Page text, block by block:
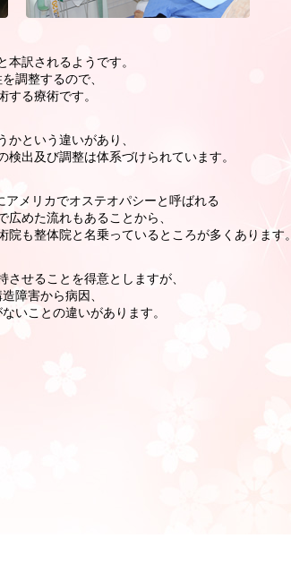
訳されるようです。
調整するので、
る療術です。
という違いがあり、
出及び調整は体系づけられています。
メリカでオステオパシーと呼ばれる
めた流れもあることから、
も整体院と名乗っているところが多くあります。
せることを得意としますが、
障害から病因、
いことの違いがあります。